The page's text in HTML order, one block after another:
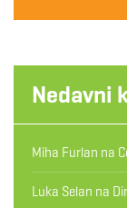
Nedavni
Miha Furlan na
Luka Selan na